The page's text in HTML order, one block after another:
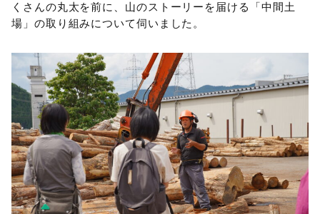
くさんの丸太を前に、山のストーリーを届ける「中間土
場」の取り組みについて伺いました。